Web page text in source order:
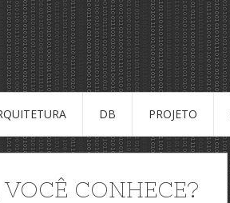
DB PROJETO
CONHECE?